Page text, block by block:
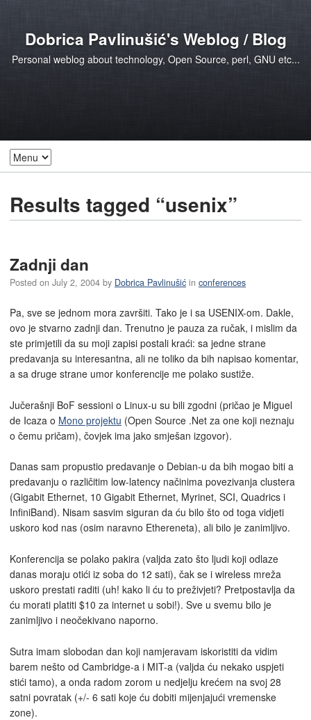
Dobrica Pavlinušić's Weblog / Blog
Personal weblog about technology, Open Source, perl, GNU etc...
Results tagged “usenix”
Zadnji dan
Posted on July 2, 2004 by Dobrica Pavlinušić in conferences
Pa, sve se jednom mora završiti. Tako je i sa USENIX-om. Dakle,
ovo je stvarno zadnji dan. Trenutno je pauza za ručak, i mislim da
ste primjetili da su moji zapisi postali kraći: sa jedne strane
predavanja su interesantna, ali ne toliko da bih napisao komentar,
a sa druge strane umor konferencije me polako sustiže.
Jučerašnji BoF sessioni o Linux-u su bili zgodni (pričao je Miguel
de Icaza o Mono projektu (Open Source .Net za one koji neznaju
o čemu pričam), čovjek ima jako smješan izgovor).
Danas sam propustio predavanje o Debian-u da bih mogao biti a
predavanju o različitim low-latency načinima povezivanja clustera
(Gigabit Ethernet, 10 Gigabit Ethernet, Myrinet, SCI, Quadrics i
InfiniBand). Nisam sasvim siguran da ću bilo što od toga vidjeti
uskoro kod nas (osim naravno Ethereneta), ali bilo je zanimljivo.
Konferencija se polako pakira (valjda zato što ljudi koji odlaze
danas moraju otići iz soba do 12 sati), čak se i wireless mreža
uskoro prestati raditi (uh! kako li ću to preživjeti? Pretpostavlja da
ću morati platiti $10 za internet u sobi!). Sve u svemu bilo je
zanimljivo i neočekivano naporno.
Sutra imam slobodan dan koji namjeravam iskoristiti da vidim
barem nešto od Cambridge-a i MIT-a (valjda ću nekako uspjeti
stići tamo), a onda radom zorom u nedjelju krećem na svoj 28
satni povratak (+/- 6 sati koje ću dobiti mijenjajući vremenske
zone).